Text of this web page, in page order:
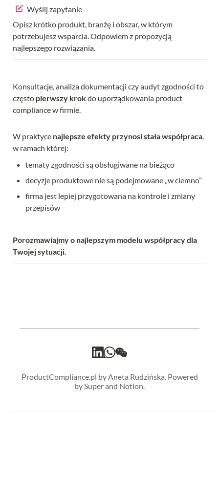
Wyślij zapytanie
Opisz krótko produkt, branżę i obszar, w którym
potrzebujesz wsparcia. Odpowiem z propozycją
najlepszego rozwiązania.
Konsultacje, analiza dokumentacji czy audyt zgodności to
często pierwszy krok do uporządkowania product
compliance w firmie.
W praktyce najlepsze efekty przynosi stała współpraca,
w ramach której:
tematy zgodności są obsługiwane na bieżąco
decyzje produktowe nie są podejmowane „w ciemno”
firma jest lepiej przygotowana na kontrole i zmiany
przepisów
Porozmawiajmy o najlepszym modelu współpracy dla
Twojej sytuacji.
ProductCompliance.pl by Aneta Rudzińska. Powered
by Super and Notion.